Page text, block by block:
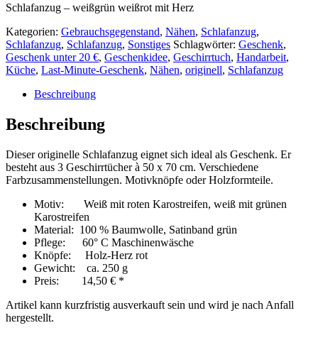
Schlafanzug – weißgrün weißrot mit Herz
Kategorien: Gebrauchsgegenstand, Nähen, Schlafanzug,
Schlafanzug, Schlafanzug, Sonstiges Schlagwörter: Geschenk,
Geschenk unter 20 €, Geschenkidee, Geschirrtuch, Handarbeit,
Küche, Last-Minute-Geschenk, Nähen, originell, Schlafanzug
Beschreibung
Beschreibung
Dieser originelle Schlafanzug eignet sich ideal als Geschenk. Er
besteht aus 3 Geschirrtücher à 50 x 70 cm. Verschiedene
Farbzusammenstellungen. Motivknöpfe oder Holzformteile.
Motiv: Weiß mit roten Karostreifen, weiß mit grünen
Karostreifen
Material: 100 % Baumwolle, Satinband grün
Pflege: 60° C Maschinenwäsche
Knöpfe: Holz-Herz rot
Gewicht: ca. 250 g
Preis: 14,50 € *
Artikel kann kurzfristig ausverkauft sein und wird je nach Anfall
hergestellt.